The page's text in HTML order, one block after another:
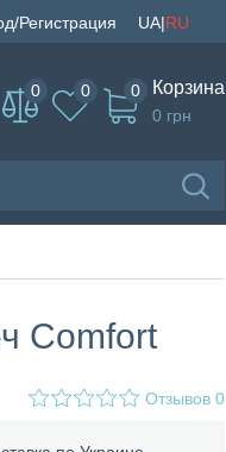
Регистрация UA|RU
0 0 0 Корзина
0 грн
Comfort
Отзывов 0